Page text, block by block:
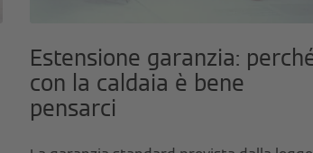
Estensione garanzia:
con la caldaia è bene
pensarci